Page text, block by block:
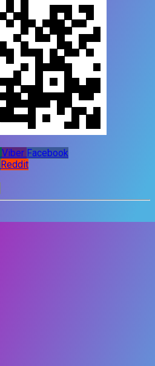
Viber Facebook
Reddit